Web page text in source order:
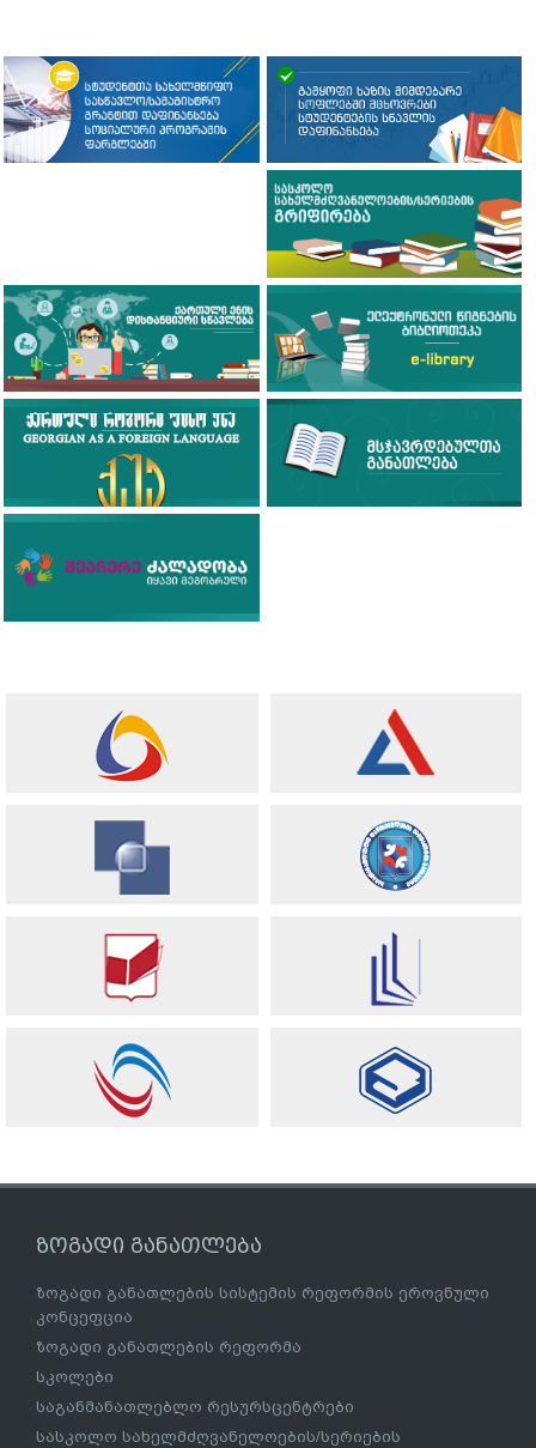
ზოგადი განათლება
ზოგადი განათლების სისტემის რეფორმის ეროვნული
კონცეფცია
ზოგადი განათლების რეფორმა
სკოლები
საგანმანათლებლო რესურსცენტრები
სასკოლო სახელმძღვანელოების/სერიების